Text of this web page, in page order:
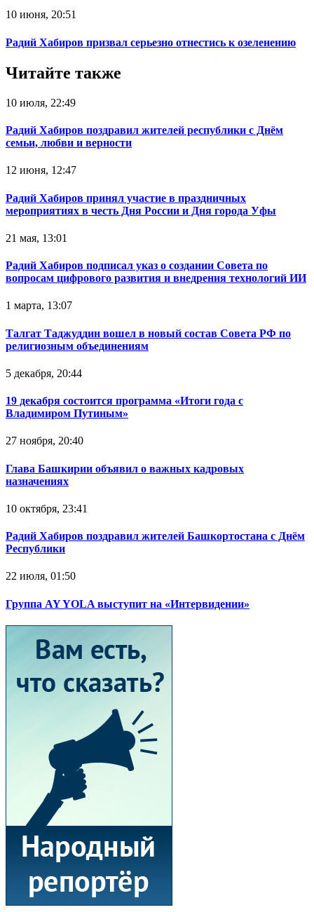
10 июня, 20:51
Радий Хабиров призвал серьезно отнестись к озеленению
Читайте также
10 июля, 22:49
Радий Хабиров поздравил жителей республики с Днём
семьи, любви и верности
12 июня, 12:47
Радий Хабиров принял участие в праздничных
мероприятиях в честь Дня России и Дня города Уфы
21 мая, 13:01
Радий Хабиров подписал указ о создании Совета по
вопросам цифрового развития и внедрения технологий ИИ
1 марта, 13:07
Талгат Таджуддин вошел в новый состав Совета РФ по
религиозным объединениям
5 декабря, 20:44
19 декабря состоится программа «Итоги года с
Владимиром Путиным»
27 ноября, 20:40
Глава Башкирии объявил о важных кадровых
назначениях
10 октября, 23:41
Радий Хабиров поздравил жителей Башкортостана с Днём
Республики
22 июля, 01:50
Группа AY YOLA выступит на «Интервидении»